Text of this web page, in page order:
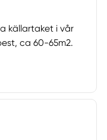
källartaket i vår
ca 60-65m2.